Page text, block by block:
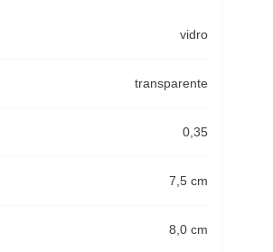
vidro
transparente
0,35
7,5 cm
8,0 cm